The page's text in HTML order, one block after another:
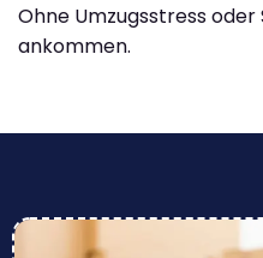
Ohne Umzugsstress
ankommen.